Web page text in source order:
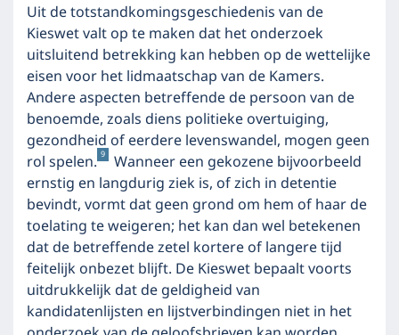
Uit de totstandkomingsgeschiedenis van de
Kieswet valt op te maken dat het onderzoek
uitsluitend betrekking kan hebben op de wettelijke
eisen voor het lidmaatschap van de Kamers.
Andere aspecten betreffende de persoon van de
benoemde, zoals diens politieke overtuiging,
gezondheid of eerdere levenswandel, mogen geen
rol spelen. 9
Wanneer een gekozene bijvoorbeeld
ernstig en langdurig ziek is, of zich in detentie
bevindt, vormt dat geen grond om hem of haar de
toelating te weigeren; het kan dan wel betekenen
dat de betreffende zetel kortere of langere tijd
feitelijk onbezet blijft. De Kieswet bepaalt voorts
uitdrukkelijk dat de geldigheid van
kandidatenlijsten en lijstverbindingen niet in het